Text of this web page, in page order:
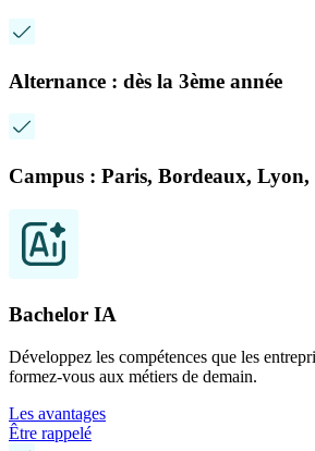
Alternance : dès la 3ème année
Campus : Paris, Bordeaux, Lyon,
Bachelor IA
Développez les compétences que les
formez-vous aux métiers de demain.
Les avantages
Être rappelé